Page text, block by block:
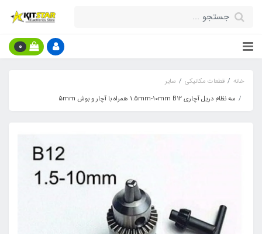
0
خانه قطعات مکانیکی
سایر
سه نظام دریل آچاری 1.5mm-10mm B12 همراه با آچار و بوش 5mm